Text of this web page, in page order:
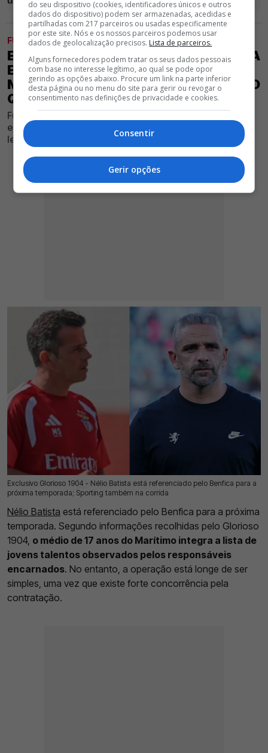
FUTEBOL
EXCLUSIVO GLORIOSO 1904 - BENFICA
ESTÁ DE OLHO EM GÉNIO DO
MARÍTIMO, MAS SPORTING TAMBÉM O
QUER
Futebolista dos verde-rubros agrada à estrutura
encarnada, mas interesse de vários clubes, como os
leões, dificulta eventual negócio
Exclusivo Glorioso 1904 - Nélio Batista está referenciado pelo Benfica para a
próxima temporada; Sporting também na corrida
27 Jul 2026 | 03:00 | 0
Nélio Batista está referenciado pelo Benfica para a próxima
temporada. Segundo informações recolhidas pelo Glorioso
1904, o médio de 17 anos do Marítimo integra a lista de
jovens talentos observados pelos responsáveis
encarnados. No entanto, a operação está longe de ser
simples, uma vez que existe forte concorrência pela
contratação.
do seu dispositivo (cookies, identificadores únicos e outros
dados do dispositivo) podem ser armazenadas, acedidas e
partilhadas com 217 parceiros ou usadas especificamente
por este site. Nós e os nossos parceiros podemos usar
dados de geolocalização precisos. Lista de parceiros.
Alguns fornecedores podem tratar os seus dados pessoais
com base no interesse legítimo, ao qual se pode opor
gerindo as opções abaixo. Procure um link na parte inferior
desta página ou no menu do site para gerir ou revogar o
consentimento nas definições de privacidade e cookies.
Consentir
Gerir opções